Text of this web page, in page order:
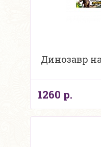
Динозавр
1260 р.